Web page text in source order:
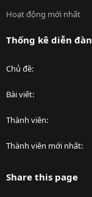
Hoạt động mới nhất
Thống kê diễn đàn
Chủ đề
Bài viết
Thành viên
Thành viên mới nhất
Share this page